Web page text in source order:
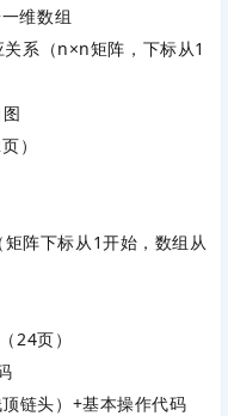
维数组
系（n×n矩阵，下标从1
）
阵下标从1开始，数组从
‌（24页）
链头）+基本操作代码